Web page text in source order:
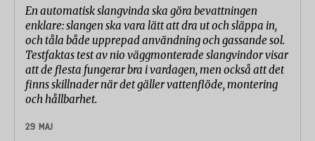
Så gjordes testet:
Nio exemplar av varje batteri testades och de
angivna mätvärdena är ett medelvärde av alla nio.
Testet har utförts enligt branschstandard BS EN
60086-1:2007 och BS EN 60086-2:2007 och
och av-läge. För att få jämförbara mätvärden
En automatisk slangvinda ska göra bevattningen
enklare: slangen ska vara lätt att dra ut och släppa in,
och tåla både upprepad användning och gassande sol.
Testfaktas test av nio väggmonterade slangvindor visar
att de flesta fungerar bra i vardagen, men också att det
finns skillnader när det gäller vattenflöde, montering
och hållbarhet.
29 MAJ